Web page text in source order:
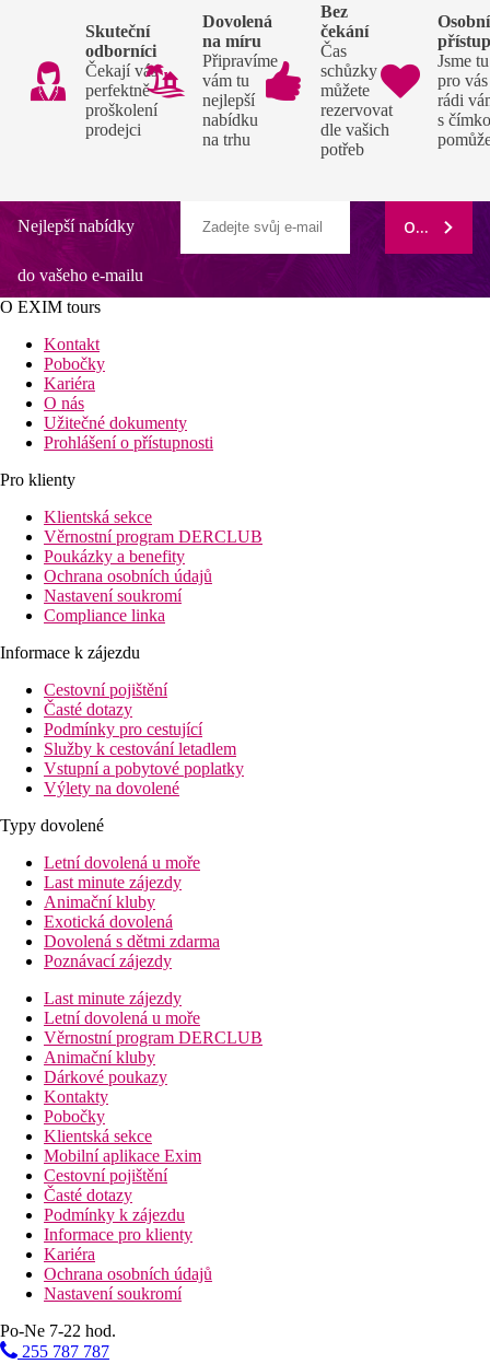
Skuteční
odborníci
Čekají vás
perfektně
proškolení
prodejci
Dovolená
na míru
Připravíme
vám tu
nejlepší
nabídku
na trhu
Bez
čekání
Čas
schůzky si
můžete
rezervovat
dle vašich
potřeb
Osobní
Jsme tu
pro
rádi
s
Nejlepší nabídky
do vašeho e-mailu
ODEBÍRAT
O EXIM tours
Kontakt
Pobočky
Kariéra
O nás
Užitečné dokumenty
Prohlášení o přístupnosti
Pro klienty
Klientská sekce
Věrnostní program DERCLUB
Poukázky a benefity
Ochrana osobních údajů
Nastavení soukromí
Compliance linka
Informace k zájezdu
Cestovní pojištění
Časté dotazy
Podmínky pro cestující
Služby k cestování letadlem
Vstupní a pobytové poplatky
Výlety na dovolené
Typy dovolené
Letní dovolená u moře
Last minute zájezdy
Animační kluby
Exotická dovolená
Dovolená s dětmi zdarma
Poznávací zájezdy
Last minute zájezdy
Letní dovolená u moře
Věrnostní program DERCLUB
Animační kluby
Dárkové poukazy
Kontakty
Pobočky
Klientská sekce
Mobilní aplikace Exim
Cestovní pojištění
Časté dotazy
Podmínky k zájezdu
Informace pro klienty
Kariéra
Ochrana osobních údajů
Nastavení soukromí
Po-Ne 7-22 hod.
255 787 787